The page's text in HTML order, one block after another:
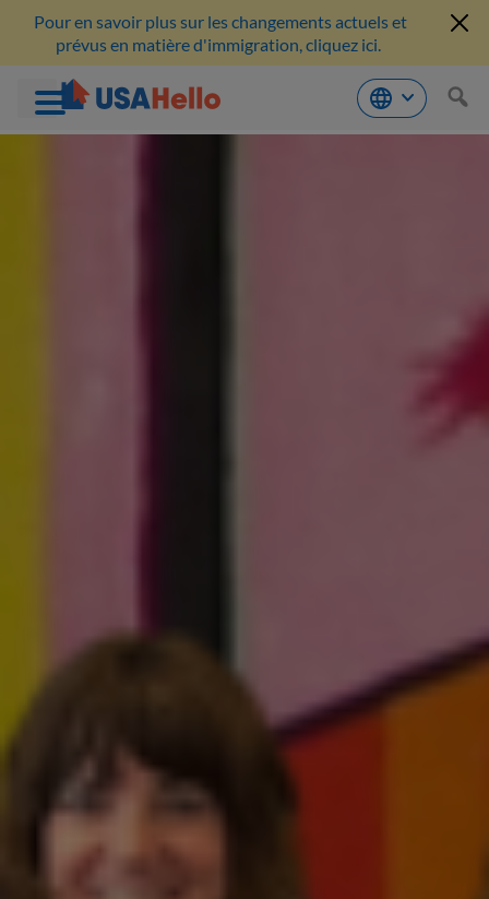
Aller
Pour en savoir plus sur les changements actuels et
prévus en matière d'immigration, cliquez ici.